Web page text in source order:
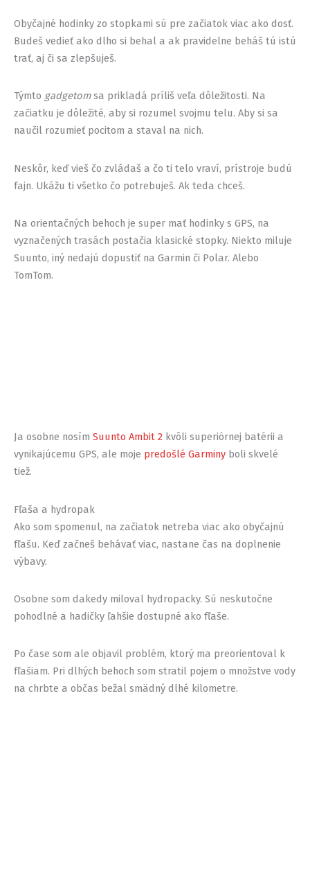
Obyčajné hodinky zo stopkami sú pre začiatok viac ako dosť.
Budeš vedieť ako dlho si behal a ak pravidelne beháš tú istú
trať, aj či sa zlepšuješ.
Týmto gadgetomsa prikladá príliš veľa dôležitosti. Na
začiatku je dôležité, aby si rozumel svojmu telu. Aby si sa
naučil rozumieť pocitom a staval na nich.
Neskôr, keď vieš čo zvládaš a čo ti telo vraví, prístroje budú
fajn. Ukážu ti všetko čo potrebuješ. Ak teda chceš.
Na orientačných behoch je super mať hodinky s GPS, na
vyznačených trasách postačia klasické stopky. Niekto miluje
Suunto, iný nedajú dopustiť na Garmin či Polar. Alebo
TomTom.
Ja osobne nosím Suunto Ambit 2 kvôli superiórnej batérii a
vynikajúcemu GPS, ale moje predošlé Garminy boli skvelé
tiež.
Fľaša a hydropak
Ako som spomenul, na začiatok netreba viac ako obyčajnú
fľašu. Keď začneš behávať viac, nastane čas na doplnenie
výbavy.
Osobne som dakedy miloval hydropacky. Sú neskutočne
pohodlné a hadičky ľahšie dostupné ako fľaše.
Po čase som ale objavil problém, ktorý ma preorientoval k
fľašiam. Pri dlhých behoch som stratil pojem o množstve vody
na chrbte a občas bežal smädný dlhé kilometre.